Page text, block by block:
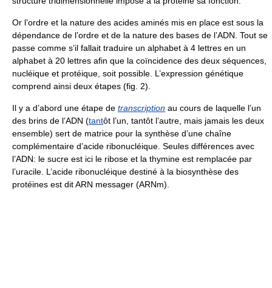
Or l’ordre et la nature des acides aminés mis en place est sous la
dépendance de l’ordre et de la nature des bases de l’ADN. Tout se
passe comme s’il fallait traduire un alphabet à 4 lettres en un
alphabet à 20 lettres afin que la coïncidence des deux séquences,
nucléique et protéique, soit possible. L’expression génétique
comprend ainsi deux étapes (fig. 2).
Il y a d’abord une étape de transcription au cours de laquelle l’un
des brins de l’ADN (tantôt l’un, tantôt l’autre, mais jamais les deux
ensemble) sert de matrice pour la synthèse d’une chaîne
complémentaire d’acide ribonucléique. Seules différences avec
l’ADN: le sucre est ici le ribose et la thymine est remplacée par
l’uracile. L’acide ribonucléique destiné à la biosynthèse des
protéines est dit ARN messager (ARNm).